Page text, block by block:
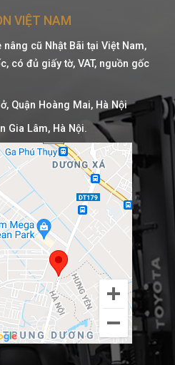
VIỆT NAM
cũ Nhật Bãi tại Việt Nam,
có đủ giấy tờ, VAT, nguồn gốc
Quận Hoàng Mai, Hà Nội
Gia Lâm, Hà Nội.